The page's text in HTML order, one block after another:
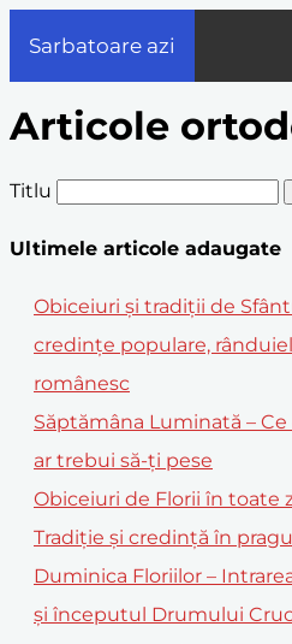
Sarbatoare azi
Articole
Titlu
Ultimele articole adaugate
Obiceiuri și tradiții de
credințe populare,
românesc
Săptămâna Luminată –
ar trebui să-ți pese
Obiceiuri de Florii în toate
Tradiție și credință în
Duminica Floriilor –
și începutul Drumului